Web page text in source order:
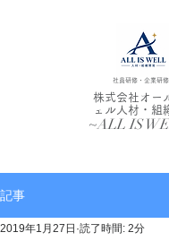
社員研修・企業研修
株式会社オー
ェル人材・組
~ALL IS
記事
2019年1月27日 読了時間: 2分